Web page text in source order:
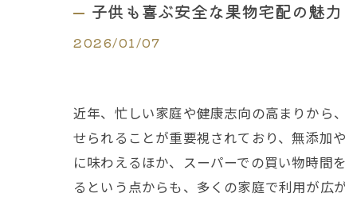
子供も喜ぶ安全な果物宅配の魅力
2026/01/07
近年、忙しい家庭や健康志向の高まりから
せられることが重要視されており、無添加
に味わえるほか、スーパーでの買い物時間
るという点からも、多くの家庭で利用が広